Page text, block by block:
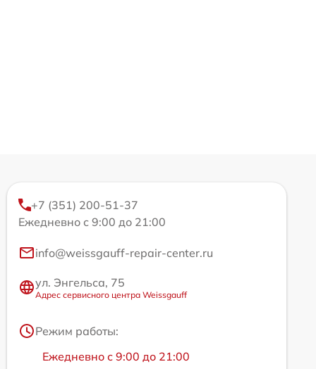
+7 (351) 200-51-37
Ежедневно с 9:00 до 21:00
info@weissgauff-repair-center.ru
ул. Энгельса, 75
Адрес сервисного центра Weissgauff
Режим работы:
Ежедневно с 9:00 до 21:00